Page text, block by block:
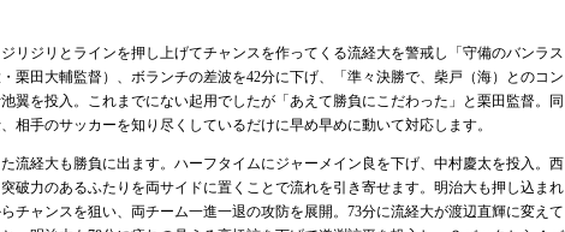
リジリとラインを押し上げてチャンスを作ってくる流経大を警戒し「守備のバンラス
栗田大輔監督）、ボランチの差波を42分に下げ、「準々決勝で、柴戸（海）とのコン
翼を投入。これまでにない起用でしたが「あえて勝負にこだわった」と栗田監督。同
相手のサッカーを知り尽くしているだけに早め早めに動いて対応します。
流経大も勝負に出ます。ハーフタイムにジャーメイン良を下げ、中村慶太を投入。西
破力のあるふたりを両サイドに置くことで流れを引き寄せます。明治大も押し込まれ
チャンスを狙い、両チーム一進一退の攻防を展開。73分に流経大が渡辺直輝に変えて